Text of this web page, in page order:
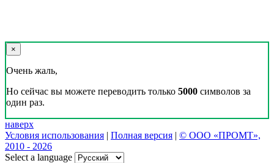
×
Очень жаль,
Но сейчас вы можете переводить только 5000 символов за
один раз.
наверх
Условия использования | Полная версия | © ООО «ПРОМТ»,
2010 - 2026
Select a language